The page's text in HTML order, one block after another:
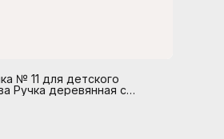
№ 11 для детского
Ручка деревянная с